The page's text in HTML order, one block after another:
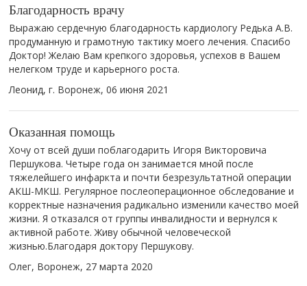
Благодарность врачу
Выражаю сердечную благодарность кардиологу Редька А.В.
продуманную и грамотную тактику моего лечения. Спасибо
Доктор! Желаю Вам крепкого здоровья, успехов в Вашем
нелегком труде и карьерного роста.
Леонид, г. Воронеж, 06 июня 2021
Оказанная помощь
Хочу от всей души поблагодарить Игоря Викторовича
Першукова. Четыре года он занимается мной после
тяжелейшего инфаркта и почти безрезультатной операции
АКШ-МКШ. Регулярное послеоперационное обследование и
корректные назначения радикально изменили качество моей
жизни. Я отказался от группы инвалидности и вернулся к
активной работе. Живу обычной человеческой
жизнью.Благодаря доктору Першукову.
Олег, Воронеж, 27 марта 2020